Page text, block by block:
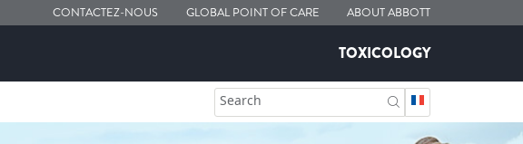
CONTACTEZ-NOUS GLOBAL POINT OF CARE ABOUT ABBOTT
TOXICOLOGY
Search